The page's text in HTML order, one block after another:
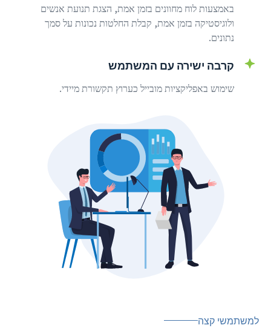
באמצעות לוח מחוונים בזמן אמת, הצגת תנועת אנשים
ולוגיסטיקה בזמן אמת, קבלת החלטות נכונות על סמך
נתונים.
קרבה ישירה עם המשתמש
שימוש באפליקציות מובייל כערוץ תקשורת מיידי.
למשתמשי קצה